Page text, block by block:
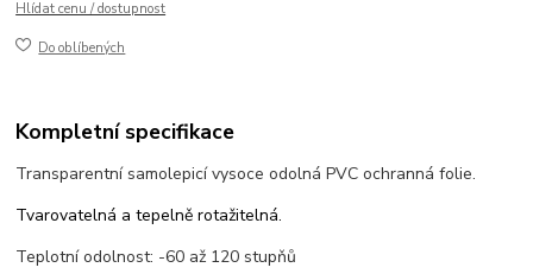
Hlídat cenu / dostupnost
Do oblíbených
Kompletní specifikace
Transparentní samolepicí vysoce odolná PVC ochranná folie.
Tvarovatelná a tepelně rotažitelná.
Teplotní odolnost: -60 až 120 stupňů